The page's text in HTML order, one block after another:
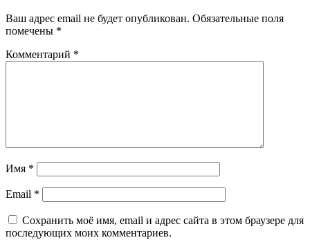
Ваш адрес email не будет опубликован. Обязательные поля
помечены *
Комментарий *
Имя *
Email *
Сохранить моё имя, email и адрес сайта в этом браузере для
последующих моих комментариев.